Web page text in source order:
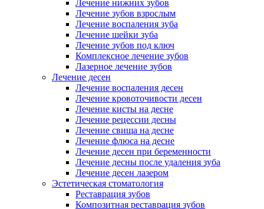
Лечение нижних зубов
Лечение зубов взрослым
Лечение воспаления зуба
Лечение шейки зуба
Лечение зубов под ключ
Комплексное лечение зубов
Лазерное лечение зубов
Лечение десен
Лечение воспаления десен
Лечение кровоточивости десен
Лечение кисты на десне
Лечение рецессии десны
Лечение свища на десне
Лечение флюса на десне
Лечение десен при беременности
Лечение десны после удаления зуба
Лечение десен лазером
Эстетическая стоматология
Реставрация зубов
Композитная реставрация зубов